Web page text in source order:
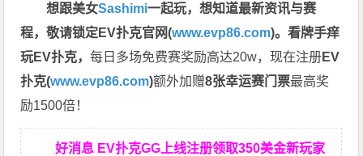
想跟美女Sashimi一起玩，想知道最新资讯与赛
程，敬请锁定EV扑克官网(www.evp86.com)。看牌手痒
玩EV扑克，每日多场免费赛奖励高达20w，现在注册EV
扑克(www.evp86.com)额外加赠8张幸运赛门票最高奖
励1500倍！
好消息 EV扑克GG上线注册领取350美金新玩家